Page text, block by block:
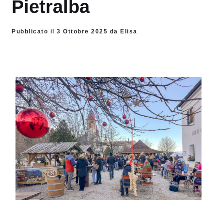
Pietralba
Pubblicato il 3 Ottobre 2025 da Elisa